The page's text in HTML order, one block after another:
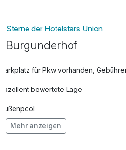
Zimmerreinigung und
Sterne der Hotelstars Union
Burgunderhof
Parkplatz für Pkw vorhanden,
Exzellent bewertete Lage
Außenpool
Adults only
Mehr anzeigen